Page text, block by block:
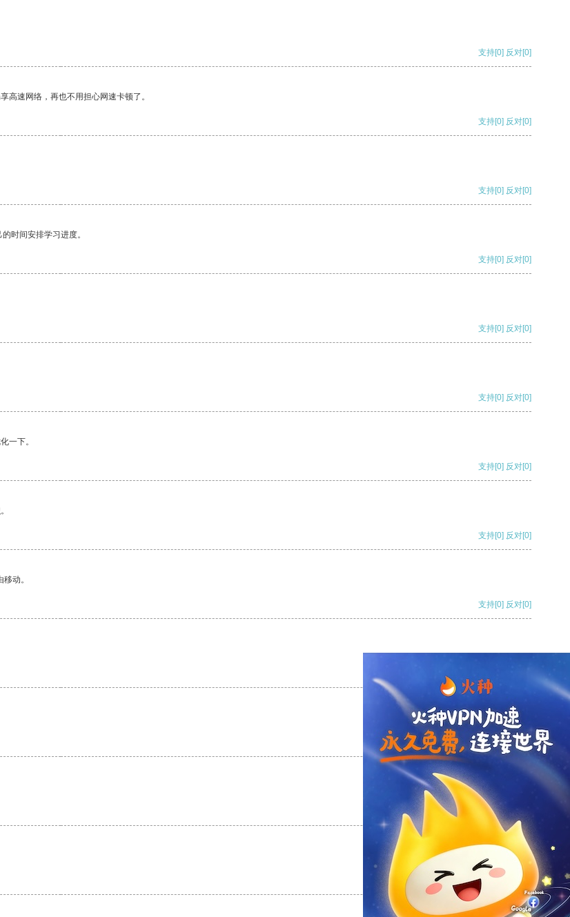
支持[0] 反对[0]
高速网络，再也不用担心网速卡顿了。
支持[0] 反对[0]
支持[0] 反对[0]
时间安排学习进度。
支持[0] 反对[0]
支持[0] 反对[0]
支持[0] 反对[0]
一下。
支持[0] 反对[0]
支持[0] 反对[0]
动。
支持[0] 反对[0]
支持 [0] 反对[0]
支持[0] 反对
支持[0] 反对[0]